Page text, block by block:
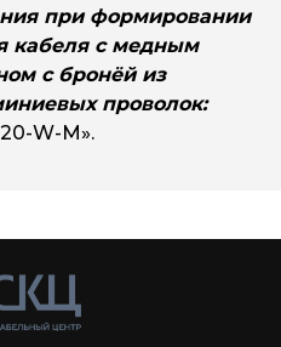
при формировании
кабеля с медным
с бронёй из
проволок:
W-M».